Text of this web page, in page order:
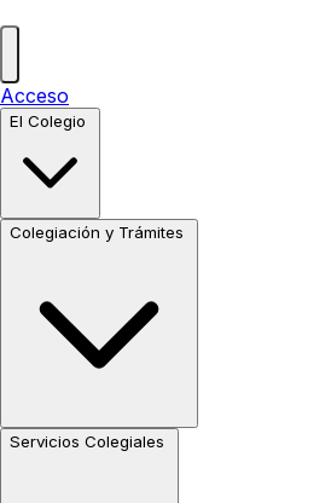
Acceso
El Colegio
Colegiación y Trámites
Servicios Colegiales